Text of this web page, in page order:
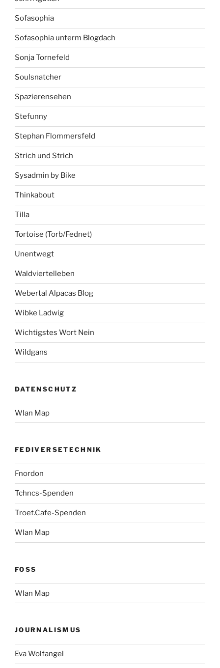
Sofasophia
Sofasophia unterm Blogdach
Sonja Tornefeld
Soulsnatcher
Spazierensehen
Stefunny
Stephan Flommersfeld
Strich und Strich
Sysadmin by Bike
Thinkabout
Tilla
Tortoise (Torb/Fednet)
Unentwegt
Waldviertelleben
Webertal Alpacas Blog
Wibke Ladwig
Wichtigstes Wort Nein
Wildgans
DATENSCHUTZ
Wlan Map
FEDIVERSETECHNIK
Fnordon
Tchncs-Spenden
Troet.Cafe-Spenden
Wlan Map
FOSS
Wlan Map
JOURNALISMUS
Eva Wolfangel